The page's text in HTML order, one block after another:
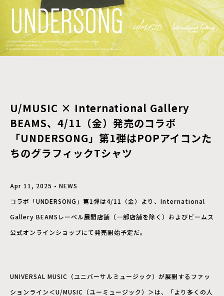
U/MUSIC × International Gallery
BEAMS、4/11（金）発売のコラボ
「UNDERSONG」第1弾はPOPアイコンた
ちのグラフィックTシャツ
Apr 11, 2025 - NEWS
コラボ「UNDERSONG」第1弾は4/11（金）より、International
Gallery BEAMSレーベル展開店舗（一部店舗を除く）およびビームス
公式オンラインショップにて発売開始予定だ。
UNIVERSAL MUSIC（ユニバーサルミュージック）が展開するファッ
ションライン＜U/MUSIC（ユーミュージック）＞は、「より多くの人